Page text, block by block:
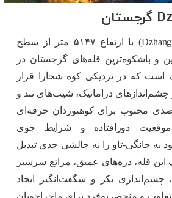
کوه جانگی-تاو (Dzhangi-Tau) با ارتفاع ۵۱۴۷ متر از سطح
و باشکوه‌ترین قله‌های گرجستان در
است که در نزدیکی کوه شخارا قرار
چشم‌اندازهای دراماتیک، شیب‌های تند و
محبوب برای کوهنوردان حرفه‌ای
دورافتاده و شرایط جوی
به جانگی-تاو را به چالشی جدی تبدیل
قله، دره‌های عمیق، مراتع سرسبز
چشم‌اندازی بکر و شگفت‌انگیز ایجاد
و منحصربه‌فرد برای ماجراجویان